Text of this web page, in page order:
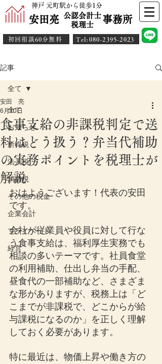
神戸 元町駅から徒歩1分
安田亮 事務所
公認会計士
​税理士
初回相談60分無料 ​Tel:080-2395-2023
記事
全て
お知らせ
所得税
法人税
消費税
その他の税金
企業会計
プライベート
経営
全て
食事支給の非課税判定で送
料はどう扱う？弁当代補助
の実務ポイントを税理士が
解説
安田 亮
6月10日
おはようございます！代表の安田
です。
会社が従業員や役員に対して行な
う食事支給は、福利厚生実務でも
相談の多いテーマです。社員食堂
の利用補助、仕出し弁当の手配、
昼食代の一部補助など、さまざま
な形がありますが、税務上は「ど
こまでが非課税で、どこからが給
与課税になるのか」を正しく理解
しておく必要があります。
特に最近は、物価上昇や働き方の